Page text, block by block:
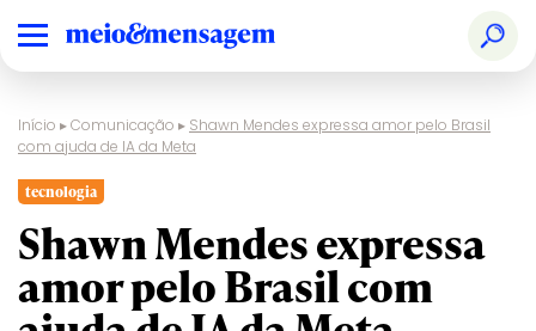
Início ▸Comunicação ▸ Shawn Mendes expressa amor pelo Brasil
com ajuda de IA da Meta
tecnologia
Shawn Mendes expressa
amor pelo Brasil com